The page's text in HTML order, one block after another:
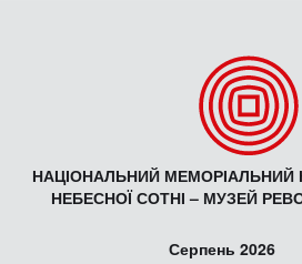
НАЦІОНАЛЬНИЙ МЕМОРІАЛЬНИЙ
НЕБЕСНОЇ СОТНІ – МУЗЕЙ
Серпень 2026